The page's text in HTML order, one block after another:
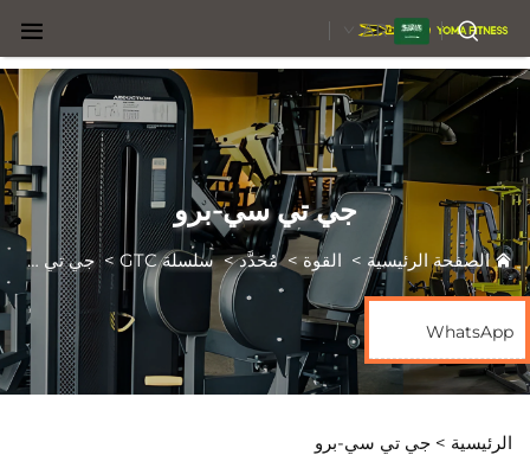
AR
جي تي سي-برو
الصفحة الرئيسية > القوة >مُحَدَّد>سلسلة GTC >جي تي سي-برو
الرئيسية > جي تي سي-برو
WhatsApp